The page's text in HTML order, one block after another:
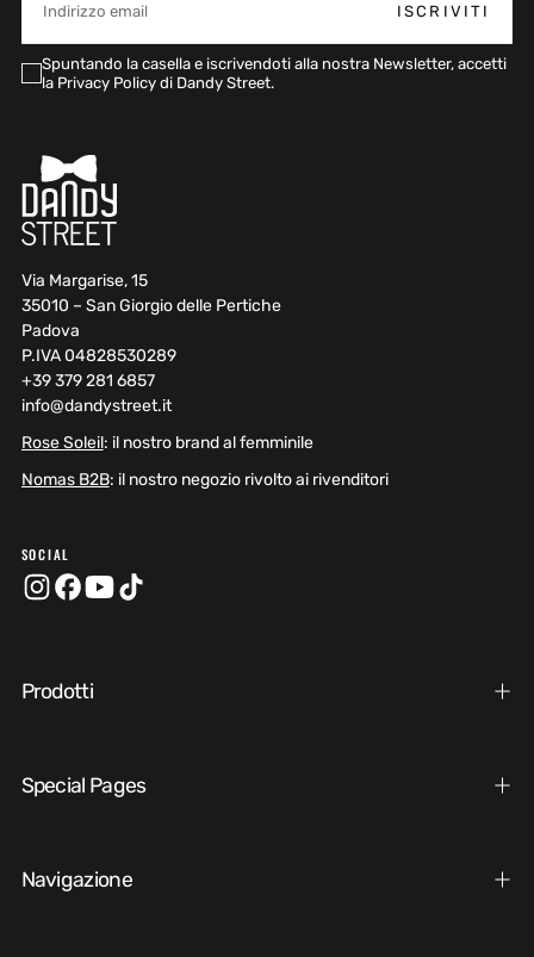
ISCRIVITI
Spuntando la casella e iscrivendoti alla nostra Newsletter, accetti
la Privacy Policy di Dandy Street.
Via Margarise, 15
35010 – San Giorgio delle Pertiche
Padova
P.IVA 04828530289
+39 379 281 6857
info@dandystreet.it
Rose Soleil: il nostro brand al femminile
Nomas B2B: il nostro negozio rivolto ai rivenditori
SOCIAL
Prodotti
Special Pages
Navigazione